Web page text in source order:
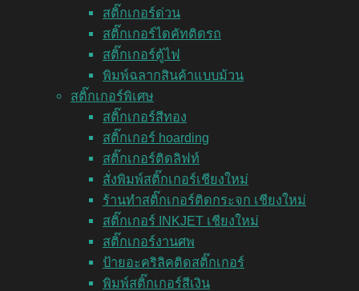
สติ๊กเกอร์ด่วน
สติ๊กเกอร์ไดคัทติดรถ
สติ๊กเกอร์ตู้ไฟ
พิมพ์ฉลากสินค้าแบบม้วน
สติ๊กเกอร์พิเศษ
สติ๊กเกอร์สีทอง
สติ๊กเกอร์ hoarding
สติ๊กเกอร์ติดลิฟท์
สั่งพิมพ์สติ๊กเกอร์เชียงใหม่
ร้านทำสติ๊กเกอร์ติดกระจก เชียงใหม่
สติ๊กเกอร์ INKJET เชียงใหม่
สติ๊กเกอร์งานศพ
ป้ายอะคริลิคติดสติ๊กเกอร์
พิมพ์สติ๊กเกอร์สีเงิน